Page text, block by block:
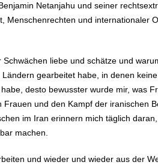
Netanjahu und seiner
Menschenrechten und internationaler
liebe und schätze und
gearbeitet habe, in denen
desto bewusster wurde mir, was
und den Kampf der iranischen
im Iran erinnern mich täglich
machen.
und wieder und wieder aus der